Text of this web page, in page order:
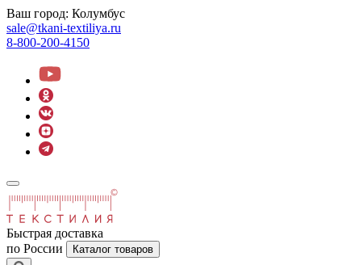
Ваш город: Колумбус
sale@tkani-textiliya.ru
8-800-200-4150
Быстрая доставка
по России
Каталог товаров